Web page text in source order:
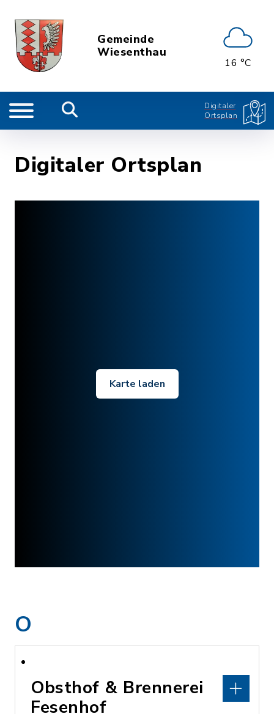
Gemeinde
Wiesenthau
16 °C
Digitaler
Ortsplan
Digitaler Ortsplan
Karte laden
O
Obsthof & Brennerei
Fesenhof